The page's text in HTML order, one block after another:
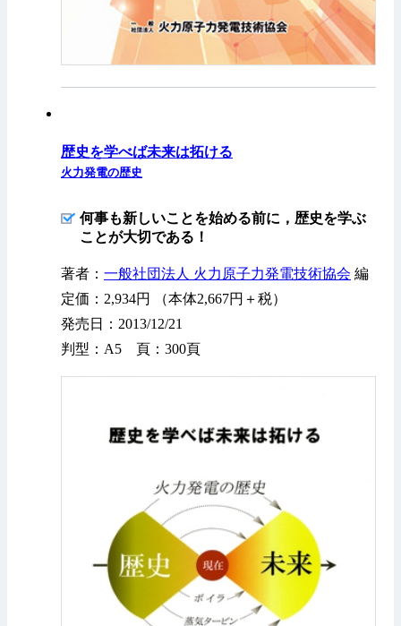
歴史を学べば未来は拓ける
火力発電の歴史
何事も新しいことを始める前に，歴史を学ぶ
ことが大切である！
著者： 一般社団法人 火力原子力発電技術協会 編
定価：2,934円 （本体2,667円＋税）
発売日：2013/12/21
判型：A5 頁：300頁